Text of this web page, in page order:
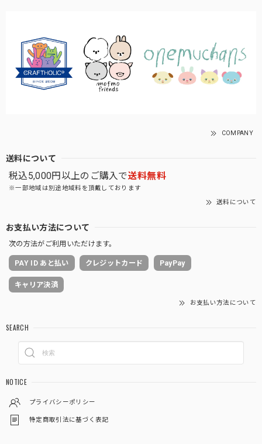
COMPANY
送料について
税込5,000円以上のご購入で送料無料
※一部地域は別途地域料を頂戴しております
送料について
お支払い方法について
次の方法がご利用いただけます。
PAY ID あと払い クレジットカード PayPay
キャリア決済
お支払い方法について
SEARCH
NOTICE
プライバシーポリシー
特定商取引法に基づく表記